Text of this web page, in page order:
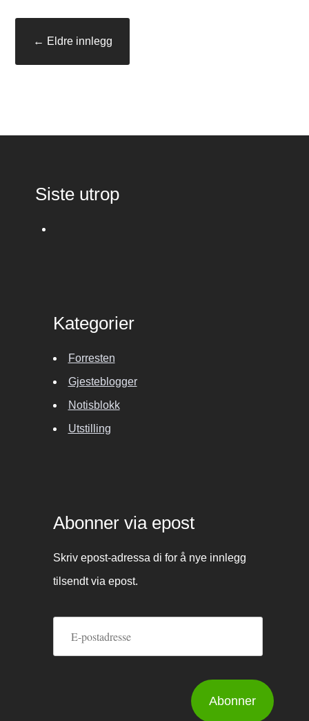
Innleggsnavigasjon
← Eldre innlegg
Siste utrop
Kategorier
Forresten
Gjesteblogger
Notisblokk
Utstilling
Abonner via epost
Skriv epost-adressa di for å nye innlegg
tilsendt via epost.
Abonner